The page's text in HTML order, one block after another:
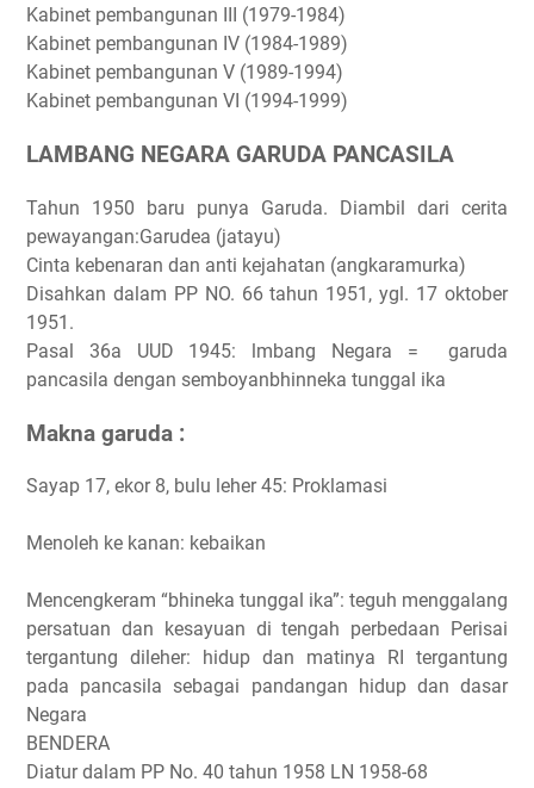
Kabinet pembangunan III (1979-1984)
Kabinet pembangunan IV (1984-1989)
Kabinet pembangunan V (1989-1994)
Kabinet pembangunan VI (1994-1999)
LAMBANG NEGARA GARUDA PANCASILA
Tahun 1950 baru punya Garuda. Diambil dari cerita
pewayangan:Garudea (jatayu)
Cinta kebenaran dan anti kejahatan (angkaramurka)
Disahkan dalam PP NO. 66 tahun 1951, ygl. 17 oktober
1951.
Pasal 36a UUD 1945: lmbang Negara = garuda
pancasila dengan semboyanbhinneka tunggal ika
Makna garuda :
Sayap 17, ekor 8, bulu leher 45: Proklamasi
Menoleh ke kanan: kebaikan
Mencengkeram “bhineka tunggal ika”: teguh menggalang
persatuan dan kesayuan di tengah perbedaan Perisai
tergantung dileher: hidup dan matinya RI tergantung
pada pancasila sebagai pandangan hidup dan dasar
Negara
BENDERA
Diatur dalam PP No. 40 tahun 1958 LN 1958-68